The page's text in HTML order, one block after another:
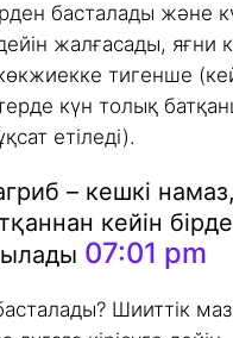
басталады және
жалғасады, яғни
көкжиекке тигенше
күн толық
етіледі).
– кешкі
кейін
07:01 pm
Шииттік